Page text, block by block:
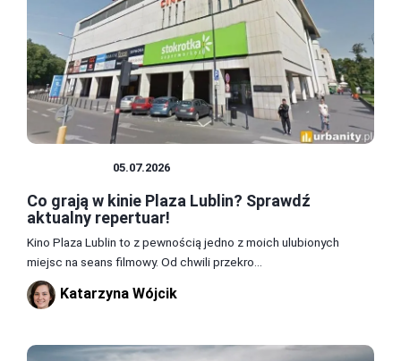
05.07.2026
Co grają w kinie Plaza Lublin? Sprawdź
aktualny repertuar!
Kino Plaza Lublin to z pewnością jedno z moich ulubionych
miejsc na seans filmowy. Od chwili przekro...
Katarzyna Wójcik